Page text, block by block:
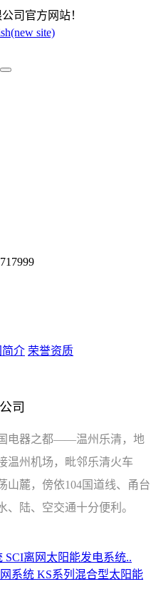
司官方网站！
site)
介 荣誉资质
司
电器之都——温州乐清，地
温州机场，毗邻乐清火车
山麓，傍依104国道线、甬台
、陆、空交通十分便利。
SCI离网太阳能发电系统..
KS系列混合型太阳能